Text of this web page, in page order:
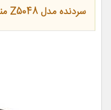
سردنده مدل Z5048 مناسب برای تیبا